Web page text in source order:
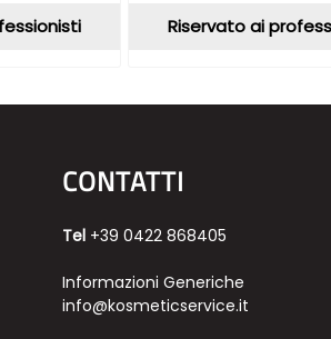
Riservato ai
CONTATTI
Tel +39 0422 868405
Informazioni Generiche
info@kosmeticservice.it